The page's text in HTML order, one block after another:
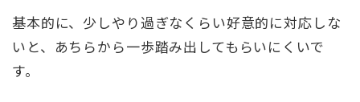
基本的に、少しやり過ぎなくらい好意的に対応しな
いと、あちらから一歩踏み出してもらいにくいで
す。